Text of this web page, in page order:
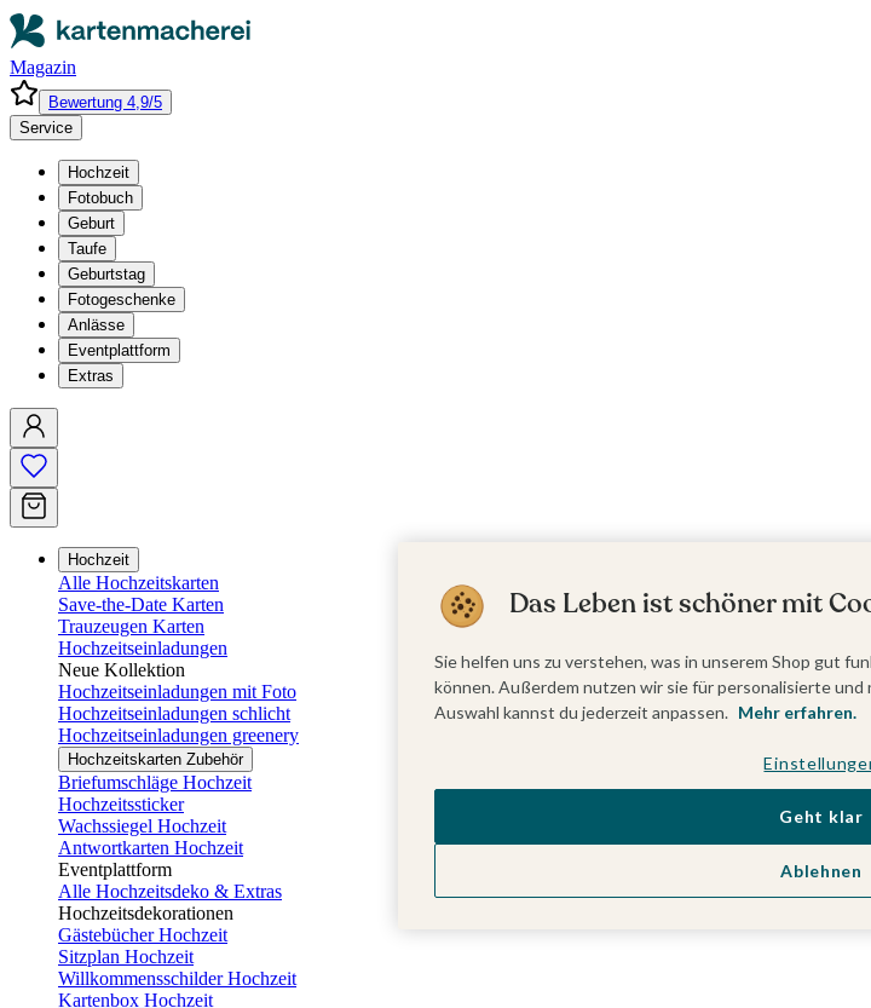
Magazin
Bewertung 4,9/5
Service
Hochzeit
Fotobuch
Geburt
Taufe
Geburtstag
Fotogeschenke
Anlässe
Eventplattform
Extras
Hochzeit
Alle Hochzeitskarten
Save-the-Date Karten
Trauzeugen Karten
Hochzeitseinladungen
Neue Kollektion
Hochzeitseinladungen mit Foto
Hochzeitseinladungen schlicht
Hochzeitseinladungen greenery
Hochzeitskarten Zubehör
Briefumschläge Hochzeit
Hochzeitssticker
Wachssiegel Hochzeit
Antwortkarten Hochzeit
Eventplattform
Alle Hochzeitsdeko & Extras
Hochzeitsdekorationen
Gästebücher Hochzeit
Sitzplan Hochzeit
Willkommensschilder Hochzeit
Kartenbox Hochzeit
Das Leben ist schöner mit
Sie helfen uns zu verstehen, was in unserem Shop gut
können. Außerdem nutzen wir sie für personalisierte
Auswahl kannst du jederzeit anpassen. Mehr erfahren.
Ablehnen
Geht klar